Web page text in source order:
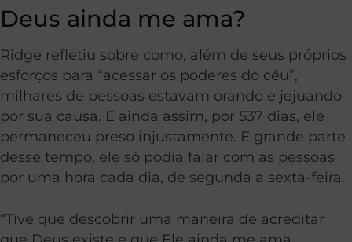
Deus ainda me ama?
Ridge refletiu sobre como, além de seus próprios
esforços para “acessar os poderes do céu”,
milhares de pessoas estavam orando e jejuando
por sua causa. E ainda assim, por 537 dias, ele
permaneceu preso injustamente. E grande parte
desse tempo, ele só podia falar com as pessoas
por uma hora cada dia, de segunda a sexta-feira.
“Tive que descobrir uma maneira de acreditar